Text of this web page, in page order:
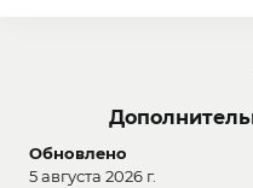
Обновлено
5 августа 2026 г.